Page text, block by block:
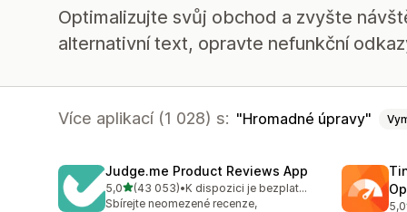
Optimalizujte svůj obchod a zvyšte
alternativní text, opravte nefunkční
Více aplikací (1 028) s: Hromadné úpravy
Judge.me Product Reviews App
5,0z 5 hvězd
(43 053)
Celkový počet recenzí: 43053
•
K dispozici je bezplatný plán
Sbírejte neomezené recenze,
5,0